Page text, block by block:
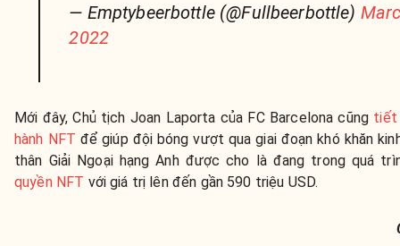
— Emptybeerbottle (@Fullbeerbottle)
2022
Mới đây, Chủ tịch Joan Laporta của FC Barcelona cũng tiết
hành NFT để giúp đội bóng vượt qua giai đoạn khó khăn
thân Giải Ngoại hạng Anh được cho là đang trong quá
quyền NFT với giá trị lên đến gần 590 triệu USD.